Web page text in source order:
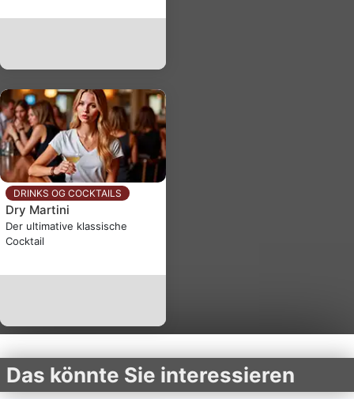
DRINKS OG COCKTAILS
Dry Martini
Der ultimative klassische
Cocktail
Das könnte Sie interessieren